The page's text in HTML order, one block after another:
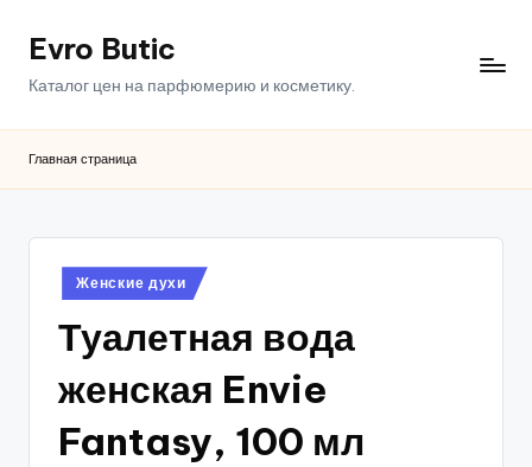
ПерейтиEvro Butic
Каталог цен на парфюмерию и косметику.
Главная страница
Опубликовано
в
Женские духи
Туалетная вода
женская Envie
Fantasy, 100 мл